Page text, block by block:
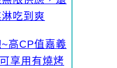
吃到爽
高CP值嘉義
享用有燒烤